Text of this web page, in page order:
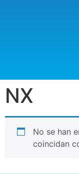
NX
No se han
coincidan